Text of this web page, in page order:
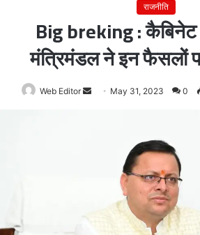
राजनीति
Big breking :
मंत्रिमंडल ने इन फैसलों
Web Editor
SendMay 31, 2023 0